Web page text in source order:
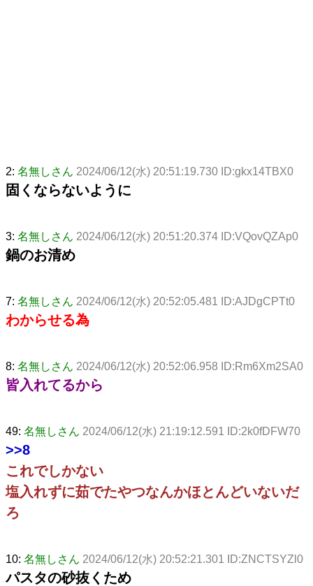
2: 名無しさん 2024/06/12(水) 20:51:19.730 ID:gkx14TBX0
固くならないように
3: 名無しさん 2024/06/12(水) 20:51:20.374 ID:VQovQZAp0
鍋のお清め
7: 名無しさん 2024/06/12(水) 20:52:05.481 ID:AJDgCPTt0
わからせる為
8: 名無しさん 2024/06/12(水) 20:52:06.958 ID:Rm6Xm2SA0
皆入れてるから
49: 名無しさん 2024/06/12(水) 21:19:12.591 ID:2k0fDFW70
>>8
これでしかない
塩入れずに茹でたやつなんかほとんどいないだ
ろ
10: 名無しさん 2024/06/12(水) 20:52:21.301 ID:ZNCTSYZl0
パスタの砂抜くため